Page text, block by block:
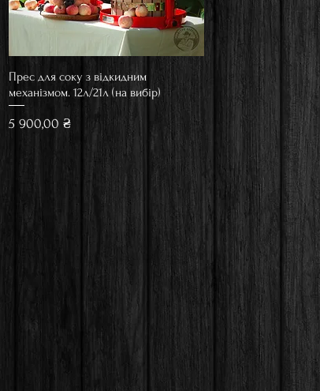
Швидкий перегляд
Прес для соку з відкидним
механізмом. 12л/21л (на вибір)
Ціна
5 900,00 ₴